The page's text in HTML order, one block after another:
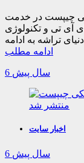
چیپست در خدمت
آی تی و تکنولوژی
تراشه به ادامه
ادامه مطلب
6 سال پیش
اخبار سایت
6 سال پیش